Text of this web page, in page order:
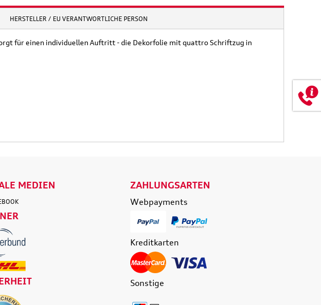
HERSTELLER / EU VERANTWORTLICHE PERSON
für einen individuellen Auftritt - die Dekorfolie mit quattro Schriftzug in
mit
Outdoor-Reisetasche,
wasserabweisende
Schutzfolie transparent
MEDIEN ZAHLUNGSARTEN
Webpayments
Kreditkarten
Sonstige